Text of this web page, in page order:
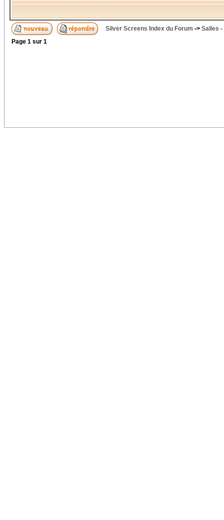
Silver Screens Index du Forum -> Salles
Page 1 sur 1